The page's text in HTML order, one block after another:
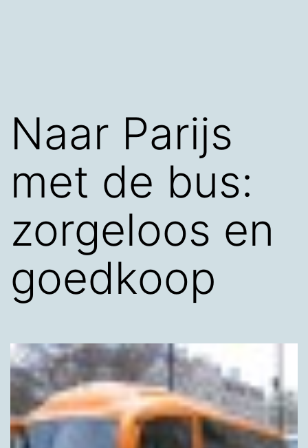
Naar Parijs
met de bus:
zorgeloos en
goedkoop